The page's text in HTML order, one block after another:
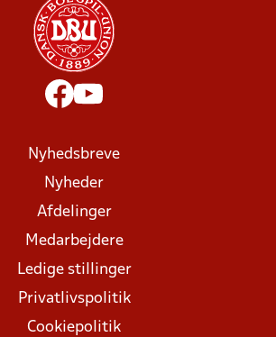
Nyhedsbreve
Nyheder
Afdelinger
Medarbejdere
Ledige stillinger
Privatlivspolitik
Cookiepolitik